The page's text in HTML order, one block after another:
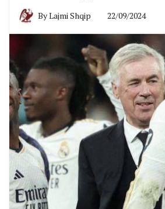
ByLajmi Shqip 22/09/2024